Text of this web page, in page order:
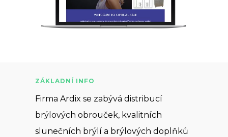
ZÁKLADNÍ INFO
Firma Ardix se zabývá distribucí
brýlových obrouček, kvalitních
slunečních brýlí a brýlových doplňků